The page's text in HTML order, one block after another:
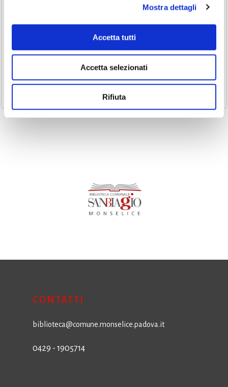
Mostra dettagli
Accetta tutti
Accetta selezionati
Rifiuta
Laboratorio(35)
(14)
CONTATTI
biblioteca@comune.monselice.padova.it
0429 - 1905714